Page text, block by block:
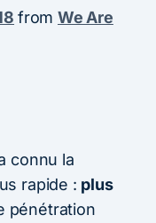
from We Are
connu la
rapide : plus
pénétration